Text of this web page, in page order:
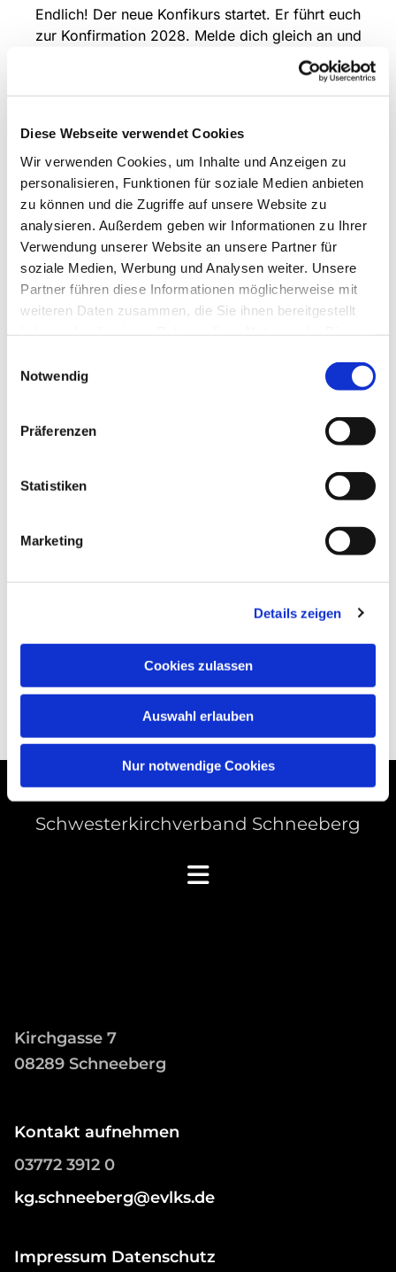
Diese Webseite verwendet Cookies
Wir verwenden Cookies, um Inhalte und Anzeigen zu
personalisieren, Funktionen für soziale Medien anbieten
zu können und die Zugriffe auf unsere Website zu
analysieren. Außerdem geben wir Informationen zu Ihrer
Verwendung unserer Website an unsere Partner für
soziale Medien, Werbung und Analysen weiter. Unsere
Partner führen diese Informationen möglicherweise mit
weiteren Daten zusammen, die Sie ihnen bereitgestellt
Notwendig
Präferenzen
Statistiken
Marketing
Details zeigen
Cookies zulassen
Auswahl erlauben
Nur notwendige Cookies
Endlich! Der neue Konfikurs startet. Er führt euch
zur Konfirmation 2028. Melde dich gleich an und
sei dabei, wenn es heißt: Gemeinsam mit Freude
Dies könnte Sie auch
interessieren
Schwesterkirchverband Schneeberg
Kirchgasse 7
08289 Schneeberg
Kontakt aufnehmen
03772 3912 0
kg.schneeberg@evlks.de
Impressum Datenschutz